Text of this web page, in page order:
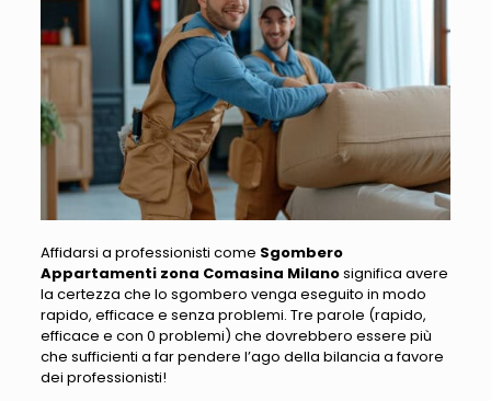
Affidarsi a professionisti come Sgombero
Appartamenti zona Comasina Milanosignifica avere
la certezza che lo sgombero venga eseguito in modo
rapido, efficace e senza problemi. Tre parole (rapido,
efficace e con 0 problemi) che dovrebbero essere più
che sufficienti a far pendere l’ago della bilancia a favore
dei professionisti!